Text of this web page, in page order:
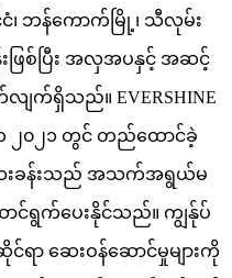
ငံ၊ ဘန်ကောက်မြို့၊ သီလုမ်း
ြစ်ပြီး အလှအပနှင့် အဆင့်
လျက်ရှိသည်။ EVERSHINE
က ၂၀၂၁ တွင် တည်ထောင်ခဲ့
းခန်းသည် အသက်အရွယ်မ
င်ရွက်ပေးနိုင်သည်။ ကျွန်ုပ်
ဆေးဝန်ဆောင်မှုများကို